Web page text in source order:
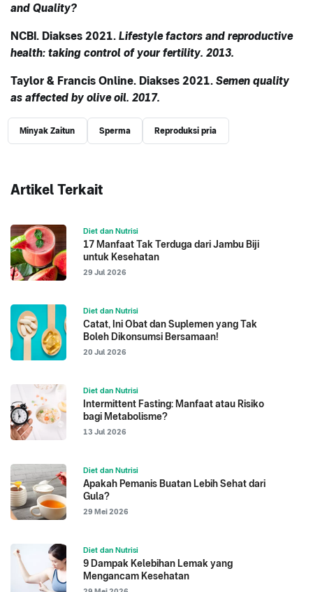
and Quality?
NCBI. Diakses 2021. Lifestyle factors and reproductive
health: taking control of your fertility. 2013.
Taylor & Francis Online. Diakses 2021. Semen quality
as affected by olive oil. 2017.
Minyak Zaitun Sperma Reproduksi pria
Artikel Terkait
Diet dan Nutrisi
17 Manfaat Tak Terduga dari Jambu Biji
untuk Kesehatan
29 Jul 2026
Diet dan Nutrisi
Catat, Ini Obat dan Suplemen yang Tak
Boleh Dikonsumsi Bersamaan!
20 Jul 2026
Diet dan Nutrisi
Intermittent Fasting: Manfaat atau Risiko
bagi Metabolisme?
13 Jul 2026
Diet dan Nutrisi
Apakah Pemanis Buatan Lebih Sehat dari
Gula?
29 Mei 2026
Diet dan Nutrisi
9 Dampak Kelebihan Lemak yang
Mengancam Kesehatan